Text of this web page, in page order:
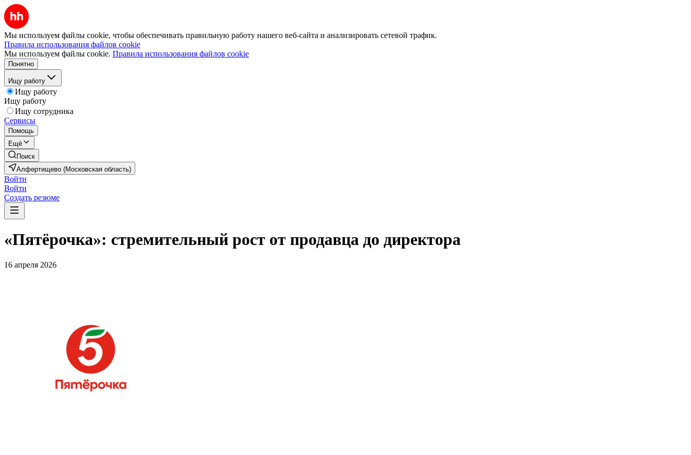
Мы используем файлы cookie, чтобы обеспечивать правильную работу нашего веб-сайта и анализировать сетевой трафик.
Правила использования файлов cookie
Мы используем файлы cookie. Правила использования файлов cookie
Понятно
Ищу работу
Ищу работу
Ищу работу
Ищу сотрудника
Сервисы
Помощь
Ещё
Поиск
Алфертищево (Московская область)
Войти
Войти
Создать резюме
«Пятёрочка»: стремительный рост от продавца до директора
16 апреля 2026